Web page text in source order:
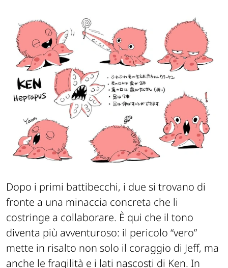
Dopo i primi battibecchi, i due si trovano di
fronte a una minaccia concreta che li
costringe a collaborare. È qui che il tono
diventa più avventuroso: il pericolo “vero”
mette in risalto non solo il coraggio di Jeff, ma
anche le fragilità e i lati nascosti di Ken. In